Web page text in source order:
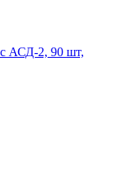
АСД-2, 90 шт,